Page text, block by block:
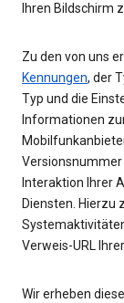
Ihren Bildschirm
Zu den von uns
Kennungen, der
Typ und die
Informationen
Versionsnummer
Interaktion Ihrer
Diensten. Hierzu
Verweis-URL
Wir erheben